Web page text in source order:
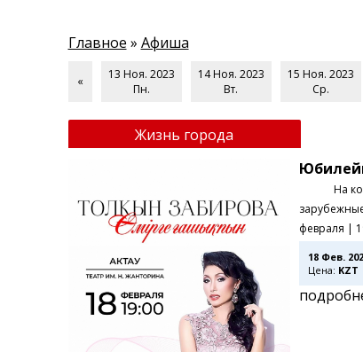
Главное » Афиша
«
13 Ноя. 2023
Пн.
14 Ноя. 2023
Вт.
15 Ноя. 2023
Ср.
Жизнь города
На
февраля |
18 Фев.
Цена: KZT